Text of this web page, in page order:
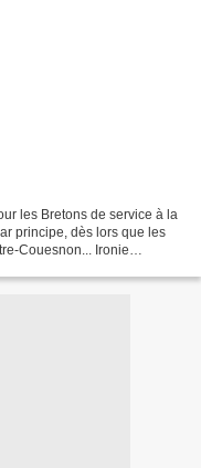
les Bretons de service à la
principe, dès lors que les
Couesnon... Ironie